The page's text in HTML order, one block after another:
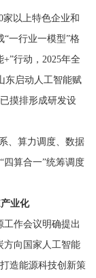
家以上特色企业和
“一行业一模型”格
行动，2025年全
东启动人工智能赋
摸排形成研发设
、算力调度、数据
四算合一”统筹调度
业化
工作会议明确提出
方向国家人工智能
造能源科技创新策